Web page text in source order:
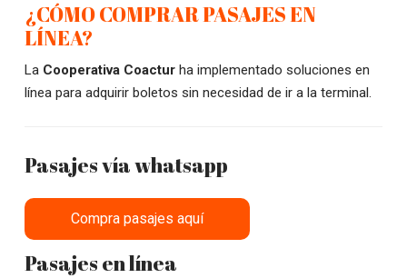
¿CÓMO COMPRAR PASAJES EN
LÍNEA?
La Cooperativa Coactur ha implementado soluciones en
línea para adquirir boletos sin necesidad de ir a la terminal.
Pasajes vía whatsapp
Compra pasajes aquí
Pasajes en línea